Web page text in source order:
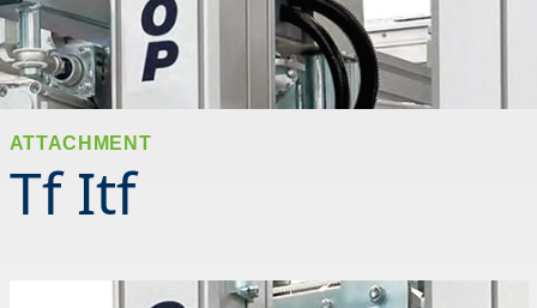
ATTACHMENT
Tf Itf